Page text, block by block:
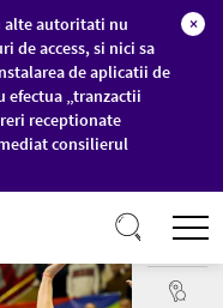
alte autoritati nu
de access, si nici sa
de aplicatii de
„tranzactii
receptionate
consilierul
×
Curs